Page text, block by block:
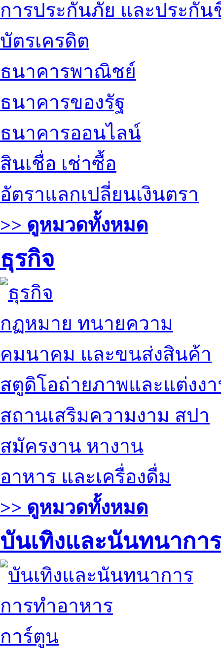
การประกันภัย และประกัน
บัตรเครดิต
ธนาคารพาณิชย์
ธนาคารของรัฐ
ธนาคารออนไลน์
สินเชื่อ เช่าซื้อ
อัตราแลกเปลี่ยนเงินตรา
>> ดูหมวดทั้งหมด
ธุรกิจ
กฏหมาย ทนายความ
คมนาคม และขนส่งสินค้า
สตูดิโอถ่ายภาพและแต่งง
สถานเสริมความงาม สปา
สมัครงาน หางาน
อาหาร และเครื่องดื่ม
>> ดูหมวดทั้งหมด
บันเทิงและนันทนาการ
การทำอาหาร
การ์ตูน